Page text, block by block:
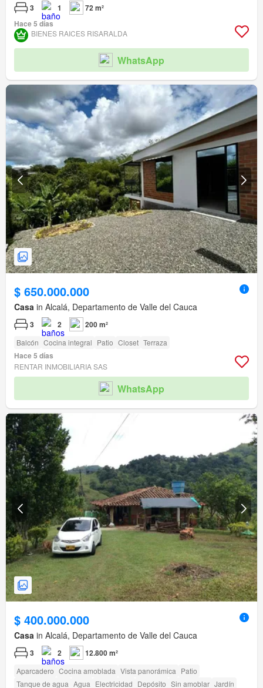
3 1
72 m²
Hace 5 días
BIENES RAICES RISARALDA
WhatsApp
$ 650.000.000
Casa in Alcalá, Departamento de Valle del Cauca
3 2 200 m²
Balcón Cocina integral Patio Closet Terraza
Hace 5 días
RENTAR INMOBILIARIA SAS
WhatsApp
$ 400.000.000
Casa in Alcalá, Departamento de Valle del Cauca
3 2 12.800 m²
Aparcadero Cocina amoblada Vista panorámica Patio
Tanque de agua Agua Electricidad Depósito Sin amoblar Jardín